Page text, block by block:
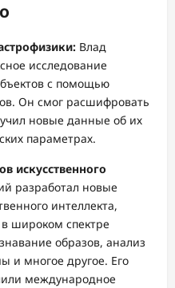
Влад
исследование
с помощью
Он смог расшифровать
новые данные об их
параметрах.
искусственного
разработал новые
интеллекта,
широком спектре
образов, анализ
и многое другое. Его
международное